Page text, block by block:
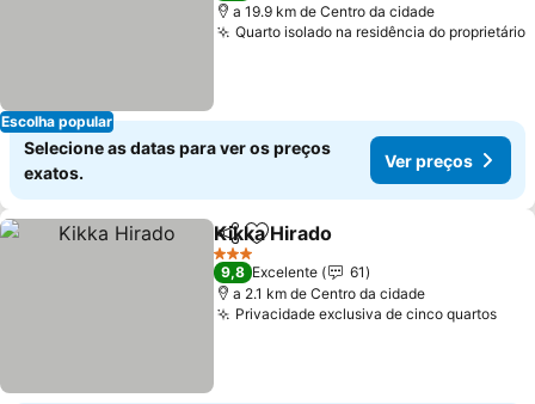
Escolha popular
a 19.9 km de Centro da cidade
Quarto isolado na residência do proprietário
Selecione as datas para ver os preços
exatos.
Ver preços
PartilharAdicionar aos favoritos
Kikka Hirado
3 Estrelas
9,8 Excelente
61
a 2.1 km de Centro da cidade
Privacidade exclusiva de cinco quartosVer